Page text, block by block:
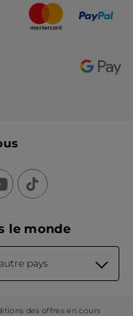
le monde
pays
des offres en cours